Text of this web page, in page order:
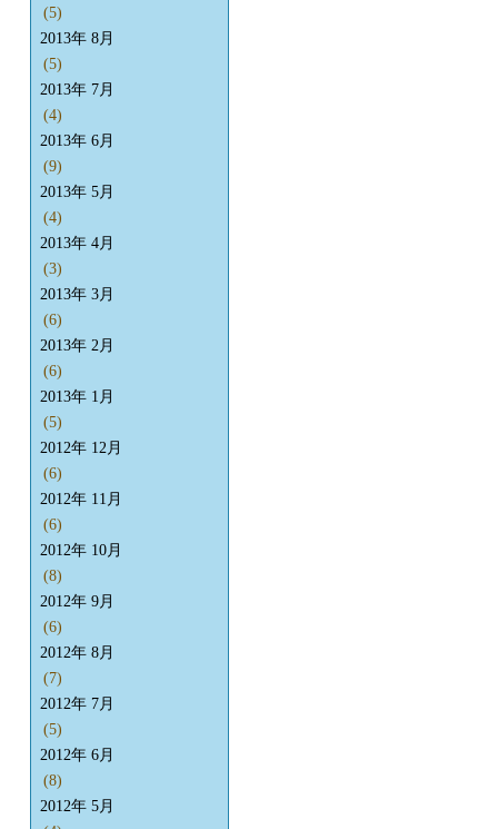
(5)
2013年 8月
(5)
2013年 7月
(4)
2013年 6月
(9)
2013年 5月
(4)
2013年 4月
(3)
2013年 3月
(6)
2013年 2月
(6)
2013年 1月
(5)
2012年 12月
(6)
2012年 11月
(6)
2012年 10月
(8)
2012年 9月
(6)
2012年 8月
(7)
2012年 7月
(5)
2012年 6月
(8)
2012年 5月